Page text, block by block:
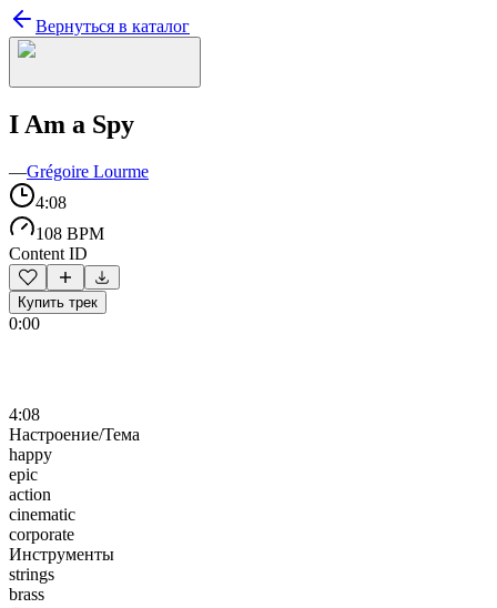
Вернуться в каталог
I Am a Spy
—Grégoire Lourme
4:08
108 BPM
Content ID
Купить трек
0:00
4:08
Настроение/Тема
happy
epic
action
cinematic
corporate
Инструменты
strings
brass